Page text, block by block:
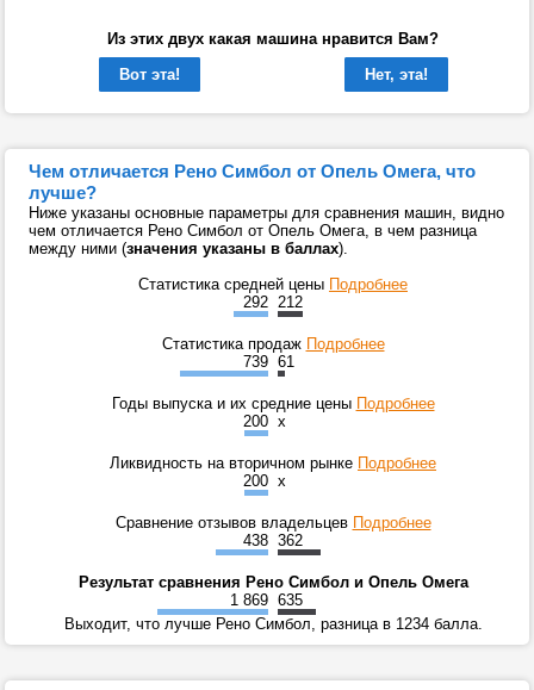
Из этих двух какая машина нравится Вам?
Вот эта!
Нет, эта!
Чем отличается Рено Симбол от Опель Омега, что
лучше?
Ниже указаны основные параметры для сравнения машин, видно
чем отличается Рено Симбол от Опель Омега, в чем разница
между ними (значения указаны в баллах).
Статистика средней цены Подробнее
292 212
Статистика продаж Подробнее
739 61
Годы выпуска и их средние цены Подробнее
200 x
Ликвидность на вторичном рынке Подробнее
200 x
Сравнение отзывов владельцев Подробнее
438 362
Результат сравнения Рено Симбол и Опель Омега
1 869 635
Выходит, что лучше Рено Симбол, разница в 1234 балла.